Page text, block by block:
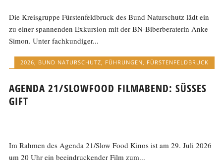
Die Kreisgruppe Fürstenfeldbruck des Bund Naturschutz lädt ein
zu einer spannenden Exkursion mit der BN-Biberberaterin Anke
Simon. Unter fachkundiger...
2026, BUND NATURSCHUTZ, FÜHRUNGEN, FÜRSTENFELDBRUCK
AGENDA 21/SLOWFOOD FILMABEND: SÜSSES G
IFT
Im Rahmen des Agenda 21/Slow Food Kinos ist am 29. Juli 2026
um 20 Uhr ein beeindruckender Film zum...